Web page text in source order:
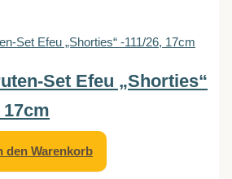
Set Efeu „Shorties“
17cm
den Warenkorb